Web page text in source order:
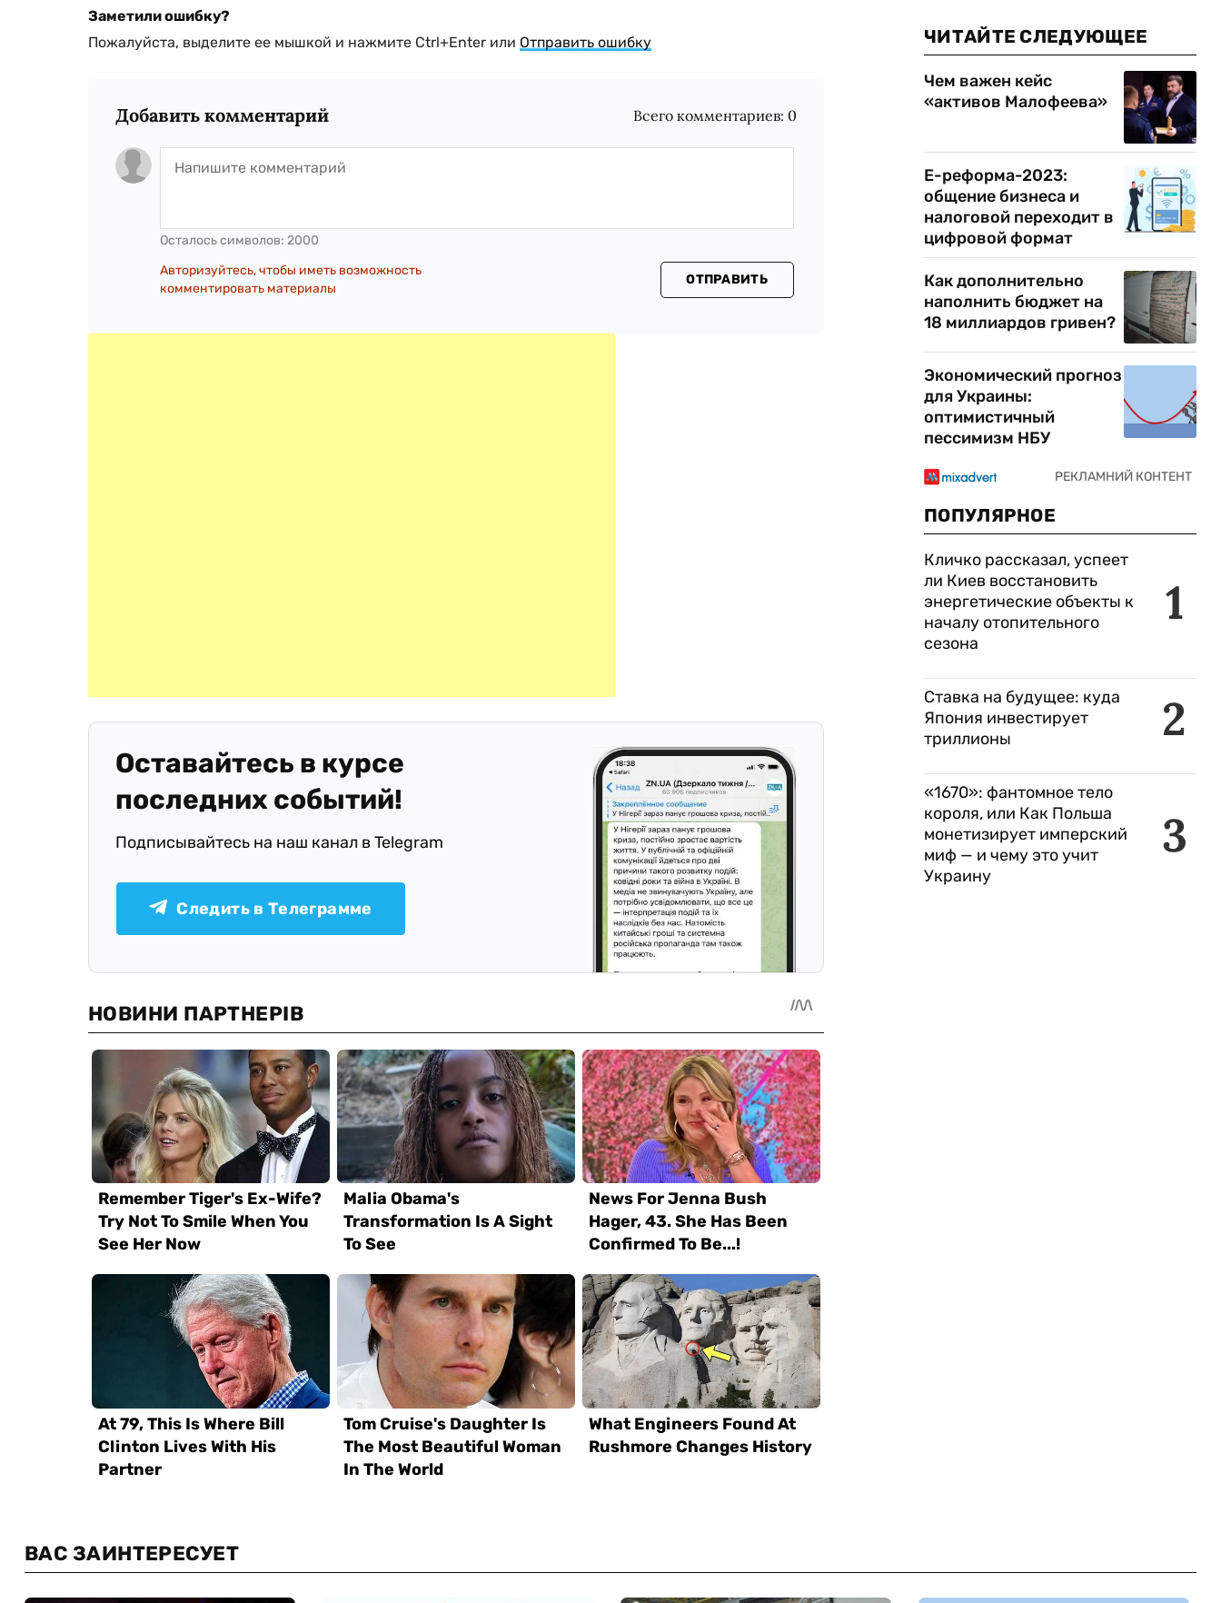
Заметили ошибку?
Пожалуйста, выделите ее мышкой и нажмите Ctrl+Enter или Отправить ошибку
Добавить комментарий Всего комментариев: 0
Осталось символов: 2000
Авторизуйтесь, чтобы иметь возможность
комментировать материалы
ОТПРАВИТЬ
Оставайтесь в курсе
последних событий!
Подписывайтесь на наш канал в Telegram
Следить в Телеграмме
ЧИТАЙТЕ СЛЕДУЮЩЕЕ
Чем важен кейс
«активов Малофеева»
Е-реформа-2023:
общение бизнеса и
налоговой переходит в
цифровой формат
Как дополнительно
наполнить бюджет на
18 миллиардов гривен?
Экономический прогноз
для Украины:
оптимистичный
пессимизм НБУ
ПОПУЛЯРНОЕ
1
Кличко рассказал, успеет
ли Киев восстановить
энергетические объекты к
началу отопительного
сезона
2
Ставка на будущее: куда
Япония инвестирует
триллионы
3
«1670»: фантомное тело
короля, или Как Польша
монетизирует имперский
миф — и чему это учит
Украину
ВАС ЗАИНТЕРЕСУЕТ